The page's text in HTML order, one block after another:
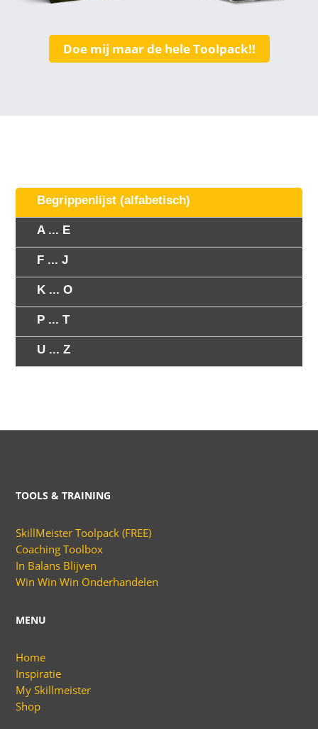
Doe mij maar de hele Toolpack!!
Begrippenlijst (alfabetisch)
A ... E
F ... J
K ... O
P ... T
U ... Z
TOOLS & TRAINING
SkillMeister Toolpack (FREE)
Coaching Toolbox
In Balans Blijven
Win Win Win Onderhandelen
MENU
Home
Inspiratie
My Skillmeister
Shop